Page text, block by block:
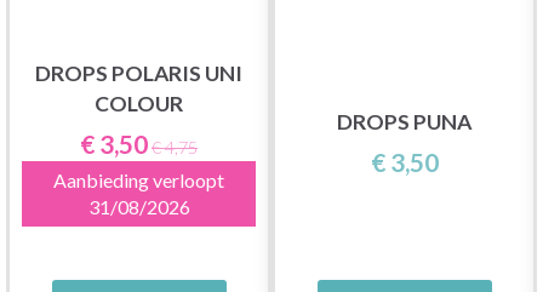
DROPS POLARIS UNI
COLOUR
€ 3,50€ 4,75
Aanbieding verloopt
31/08/2026
DROPS PUNA
€ 3,50